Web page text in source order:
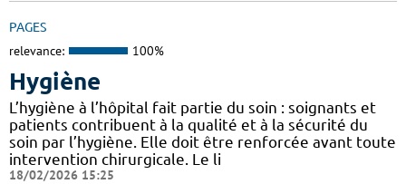
PAGES
relevance: 100%
Hygiène
L’hygiène à l’hôpital fait partie du soin : soignants et
patients contribuent à la qualité et à la sécurité du
soin par l’hygiène. Elle doit être renforcée avant toute
intervention chirurgicale. Le li
18/02/2026 15:25